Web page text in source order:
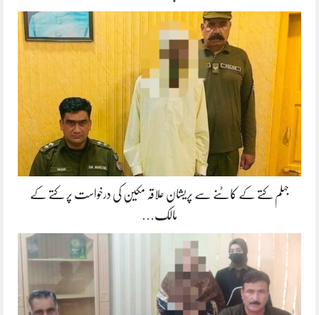
جہلم کتے کے کاٹنے سے پریشان علاقہ مکین کی درخواست پر کتے کے
مالک…